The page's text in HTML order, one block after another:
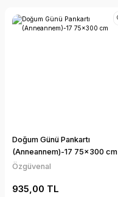
Doğum Günü Pankartı
(Anneannem)-17 75x300 cm
Özgüvenal
935,00 TL